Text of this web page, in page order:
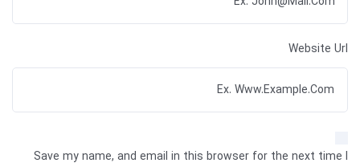
Website Url
Save my name, and email in this browser for the next time I